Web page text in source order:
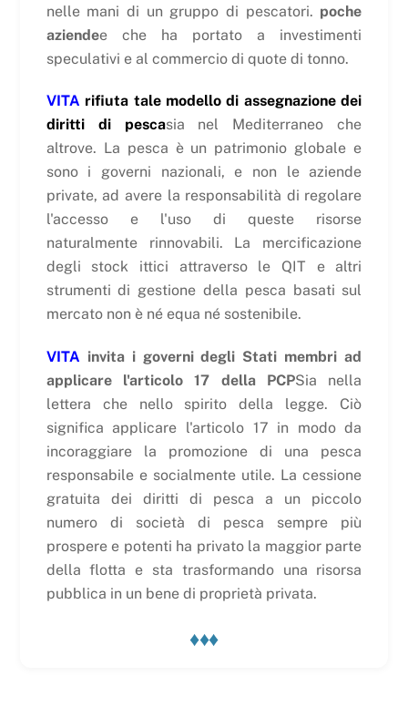
nelle mani di un gruppo di pescatori. poche
aziendee che ha portato a investimenti
speculativi e al commercio di quote di tonno.
VITA rifiuta tale modello di assegnazione dei
diritti di pescasia nel Mediterraneo che
altrove. La pesca è un patrimonio globale e
sono i governi nazionali, e non le aziende
private, ad avere la responsabilità di regolare
l'accesso e l'uso di queste risorse
naturalmente rinnovabili. La mercificazione
degli stock ittici attraverso le QIT e altri
strumenti di gestione della pesca basati sul
mercato non è né equa né sostenibile.
VITA invita i governi degli Stati membri ad
applicare l'articolo 17 della PCPSia nella
lettera che nello spirito della legge. Ciò
significa applicare l'articolo 17 in modo da
incoraggiare la promozione di una pesca
responsabile e socialmente utile. La cessione
gratuita dei diritti di pesca a un piccolo
numero di società di pesca sempre più
prospere e potenti ha privato la maggior parte
della flotta e sta trasformando una risorsa
pubblica in un bene di proprietà privata.
♦♦♦